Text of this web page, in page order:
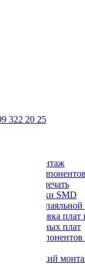
322 20 25
монтаж
печать
для пайки SMD
печатных плат
монтаж